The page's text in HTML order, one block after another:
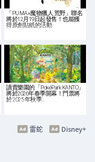
「PUMA×魔物獵人 荒野」聯名
將於12月19日起發售！也能獲
得原創貼紙的活動
讀賣樂園的「PokéPark KANTO」
將於2026年春季開幕！門票將
於 2025 年秋季…
Disney+
雷蛇